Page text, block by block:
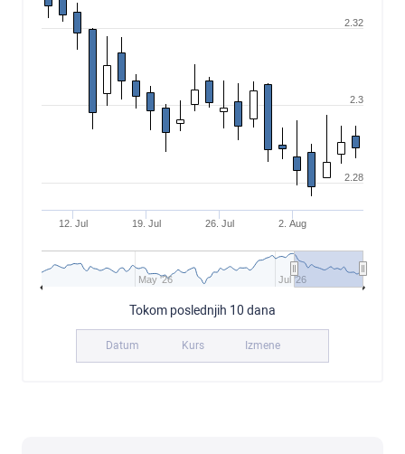
12. Jul 19. Jul 26. Jul 2. Aug
May '26 Jul '26
2.28
2.3
2.32
Tokom poslednjih 10 dana
Datum Kurs Izmene